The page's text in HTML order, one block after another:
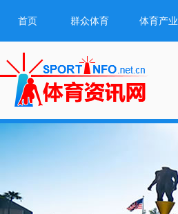
首页 群众体育 体育产业